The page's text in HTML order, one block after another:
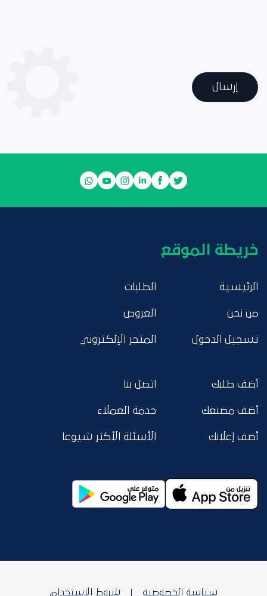
إرسال
خريطة الموقع
الرئيسية
من نحن
تسجيل الدخول
الطلبات
العروض
المتجر الإلكتروني
أضف طلبك
أضف مصنعك
أضف إعلانك
اتصل بنا
خدمة العملاء
الأسئلة الأكثر شيوعا
سياسة الخصوصية شروط الاستخدام